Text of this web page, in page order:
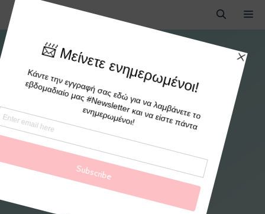
Φωνολογική Ενημερότητα
και δραστηριότητες
ανάπτυξής της
By paidologio